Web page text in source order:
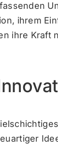
ihrem
ihre Kraft